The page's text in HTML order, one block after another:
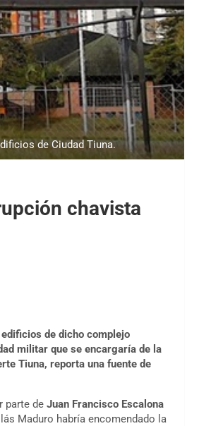
de Ciudad Tiuna.
chavista
de dicho complejo
militar que se encargaría de la
Tiuna, reporta una fuente de
parte de Juan Francisco Escalona
Maduro habría encomendado la